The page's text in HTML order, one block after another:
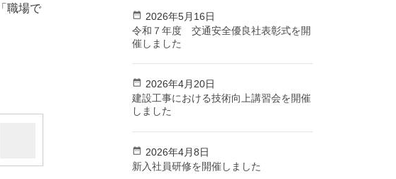
職場で
2026年5月16日
令和７年度 交通安全優良社表彰式を開
催しました
2026年4月20日
建設工事における技術向上講習会を開催
しました
2026年4月8日
新入社員研修を開催しました